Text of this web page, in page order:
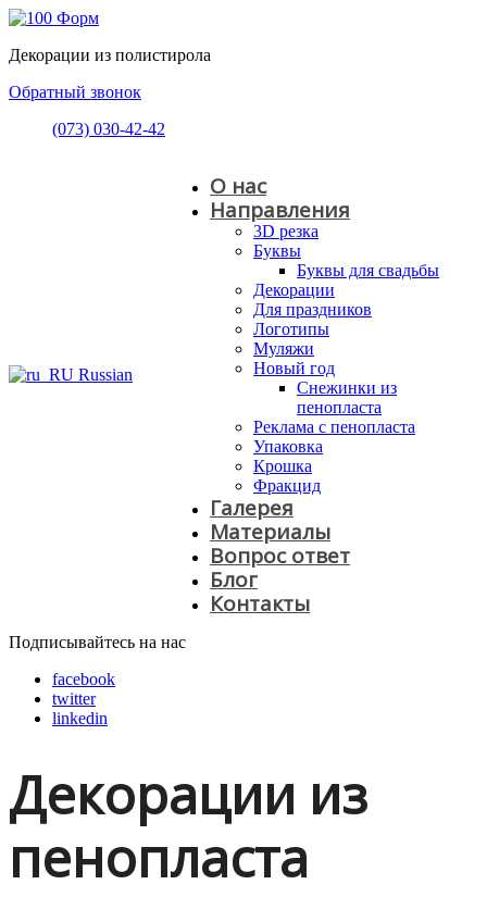
Декорации из полистирола
Обратный звонок
(073) 030-42-42
Russian
О нас
Направления
3D резка
Буквы
Буквы для свадьбы
Декорации
Для праздников
Логотипы
Муляжи
Новый год
Снежинки из
пенопласта
Реклама с пенопласта
Упаковка
Крошка
Фракцид
Галерея
Материалы
Вопрос ответ
Блог
Контакты
Подписывайтесь на нас
facebook
twitter
linkedin
Декорации из
пенопласта